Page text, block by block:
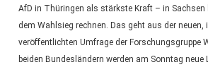
AfD in Thüringen als stärkste Kraft – in Sachsen
dem Wahlsieg rechnen. Das geht aus der neuen,
veröffentlichten Umfrage der Forschungsgruppe
beiden Bundesländern werden am Sonntag neue